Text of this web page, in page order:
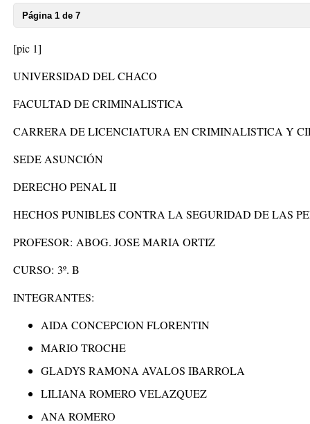
Página 1 de 7
[pic 1]
UNIVERSIDAD DEL CHACO
FACULTAD DE CRIMINALISTICA
CARRERA DE LICENCIATURA EN CRIMINALISTICA Y
SEDE ASUNCIÓN
DERECHO PENAL II
HECHOS PUNIBLES CONTRA LA SEGURIDAD DE LAS
PROFESOR: ABOG. JOSE MARIA ORTIZ
CURSO: 3º. B
INTEGRANTES:
AIDA CONCEPCION FLORENTIN
MARIO TROCHE
GLADYS RAMONA AVALOS IBARROLA
LILIANA ROMERO VELAZQUEZ
ANA ROMERO